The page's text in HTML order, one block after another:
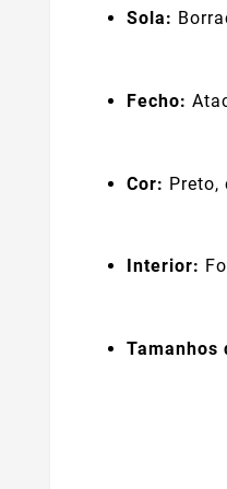
Sola:
Fecho:
Cor: Preto,
Interior:
Tamanhos